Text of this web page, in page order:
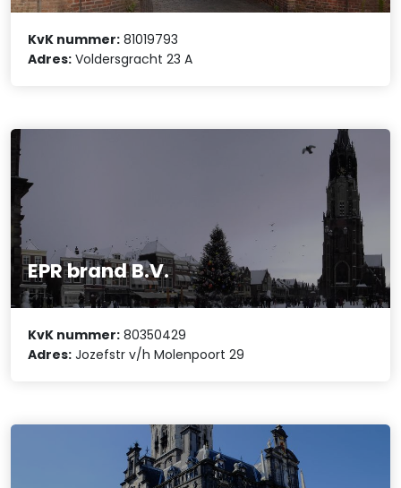
KvK nummer: 81019793
Adres: Voldersgracht 23 A
EPR brand B.V.
KvK nummer: 80350429
Adres: Jozefstr v/h Molenpoort 29